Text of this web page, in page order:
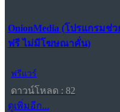
OnionMedia (โปรแกรมช่
ฟรี ไม่มีโฆษณาคั่น)
ฟรีแวร์
ดาวน์โหลด : 82
ดูเพิ่มอีก...